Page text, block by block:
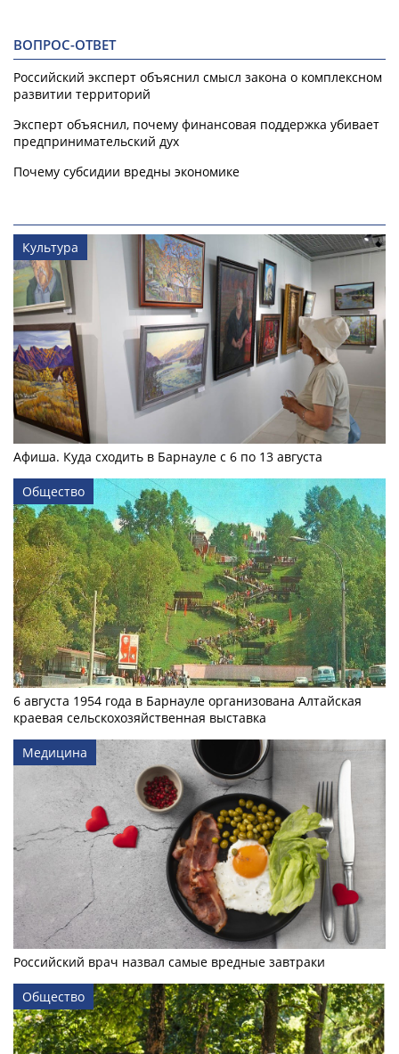
ВОПРОС-ОТВЕТ
Российский эксперт объяснил смысл закона о комплексном
развитии территорий
Эксперт объяснил, почему финансовая поддержка убивает
предпринимательский дух
Почему субсидии вредны экономике
Культура
Афиша. Куда сходить в Барнауле с 6 по 13 августа
Общество
6 августа 1954 года в Барнауле организована Алтайская
краевая сельскохозяйственная выставка
Медицина
Российский врач назвал самые вредные завтраки
Общество